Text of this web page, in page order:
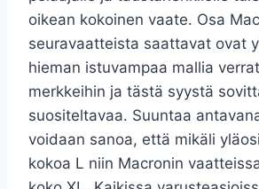
oikean kokoinen vaate. Osa
seuravaatteista saattavat ovat
hieman istuvampaa mallia
merkkeihin ja tästä syystä
suositeltavaa. Suuntaa
voidaan sanoa, että mikäli
kokoa L niin Macronin